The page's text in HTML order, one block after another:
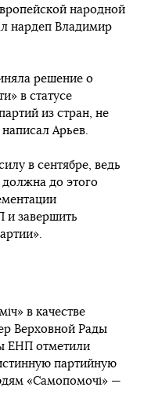
народной
нардеп Владимир
решение о
в статусе
из стран, не
Арьев.
в сентябре, ведь
должна до этого
и завершить
в качестве
Верховной Рады
ЕНП отметили
партийную
«Самопомочі» —